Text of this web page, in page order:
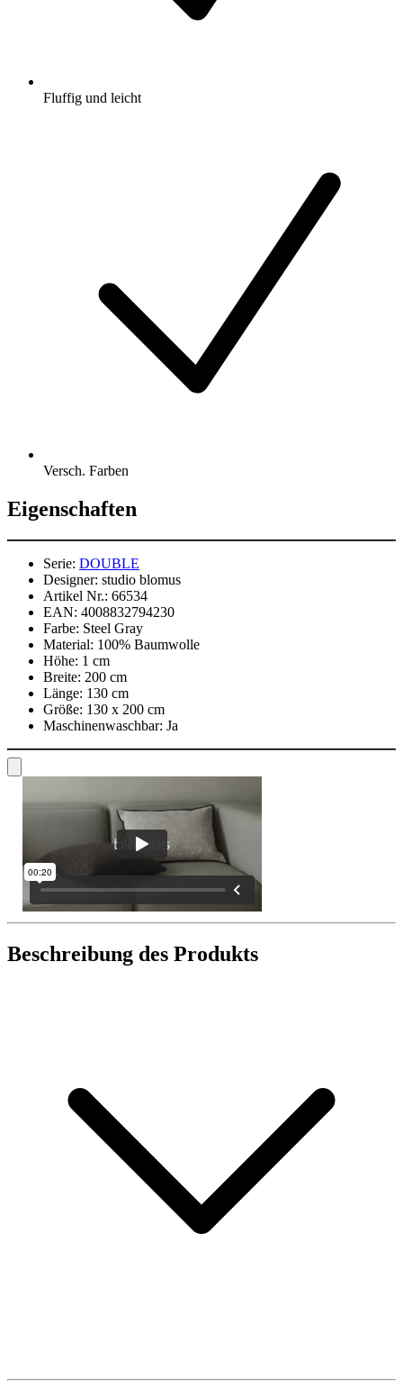
Fluffig und leicht
Versch. Farben
Eigenschaften
Serie: DOUBLE
Designer: studio blomus
Artikel Nr.: 66534
EAN: 4008832794230
Farbe: Steel Gray
Material: 100% Baumwolle
Höhe: 1 cm
Breite: 200 cm
Länge: 130 cm
Größe: 130 x 200 cm
Maschinenwaschbar: Ja
Beschreibung des Produkts